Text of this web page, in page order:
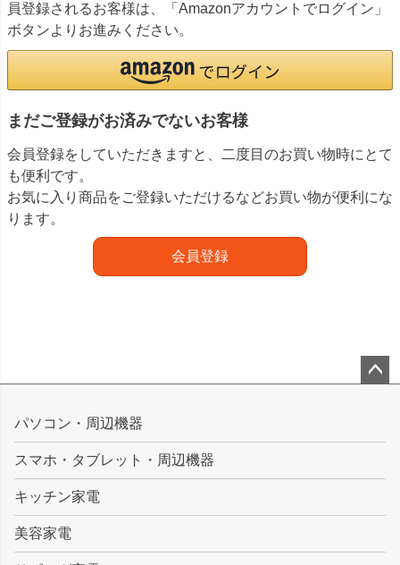
員登録されるお客様は、「Amazonアカウントでログイン」
ボタンよりお進みください。
まだご登録がお済みでないお客様
会員登録をしていただきますと、二度目のお買い物時にとて
も便利です。
お気に入り商品をご登録いただけるなどお買い物が便利にな
ります。
会員登録
ップ
パソコン・周辺機器
スマホ・タブレット・周辺機器
キッチン家電
美容家電